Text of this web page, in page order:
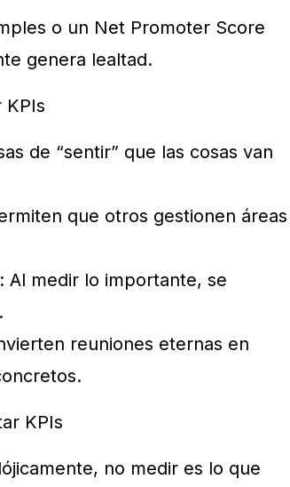
o un Net Promoter Score
genera lealtad.
KPIs
de “sentir” que las cosas van
que otros gestionen áreas
Al medir lo importante, se
reuniones eternas en
KPIs
no medir es lo que